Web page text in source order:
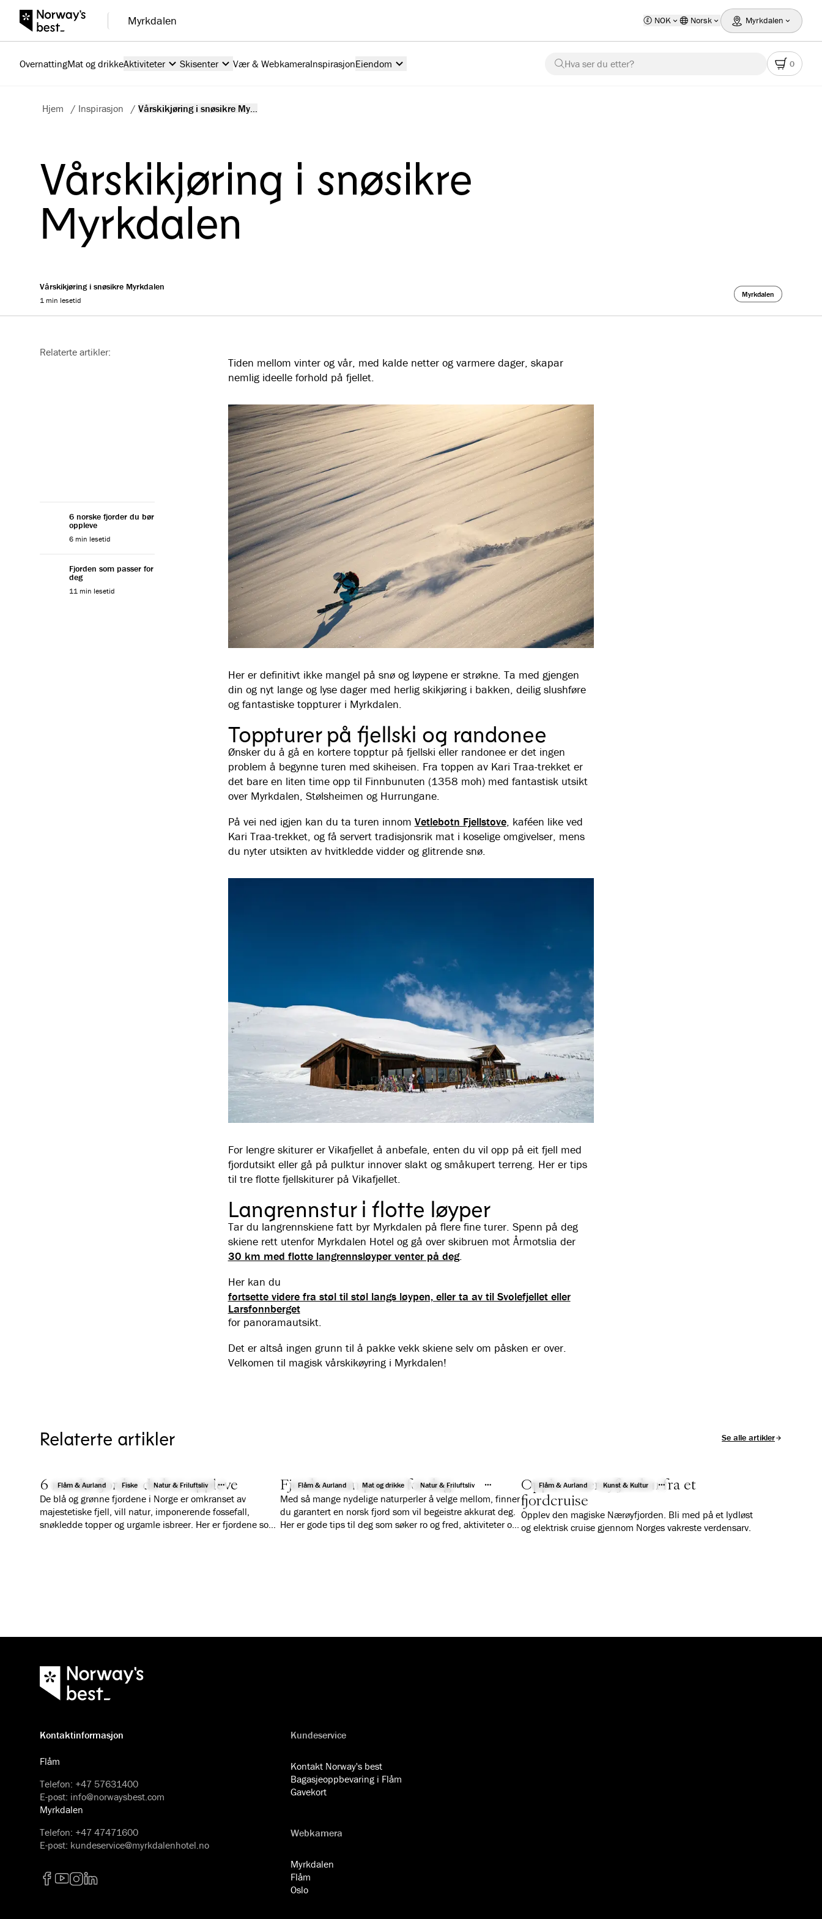
Myrkdalen NOK Norsk Myrkdalen
OvernattingMat og drikkeAktiviteter Skisenter Vær & WebkameraInspirasjonEiendom Hva ser du etter? 0
Hjem / Inspirasjon / Vårskikjøring i snøsikre My...
Vårskikjøring i snøsikre
Myrkdalen
Myrkdalen
Vårskikjøring i snøsikre Myrkdalen
1 min lesetid
Relaterte artikler:
6 norske fjorder du bør
oppleve
6 min lesetid
Fjorden som passer for
deg
11 min lesetid
Når påsken er over tenker mange at dette også er slutten
på skisesongen, men det er jo nå den magiske
vårskikjøringen begynner – og den må oppleves!
Tiden mellom vinter og vår, med kalde netter og varmere dager, skapar
nemlig ideelle forhold på fjellet.
Her er definitivt ikke mangel på snø og løypene er strøkne. Ta med gjengen
din og nyt lange og lyse dager med herlig skikjøring i bakken, deilig slushføre
og fantastiske toppturer i Myrkdalen.
Toppturer på fjellski og randonee
Ønsker du å gå en kortere topptur på fjellski eller randonee er det ingen
problem å begynne turen med skiheisen. Fra toppen av Kari Traa-trekket er
det bare en liten time opp til Finnbunuten (1358 moh) med fantastisk utsikt
over Myrkdalen, Stølsheimen og Hurrungane.
På vei ned igjen kan du ta turen innom Vetlebotn Fjellstove, kaféen like ved
Kari Traa-trekket, og få servert tradisjonsrik mat i koselige omgivelser, mens
du nyter utsikten av hvitkledde vidder og glitrende snø.
For lengre skiturer er Vikafjellet å anbefale, enten du vil opp på eit fjell med
fjordutsikt eller gå på pulktur innover slakt og småkupert terreng. Her er tips
til tre flotte fjellskiturer på Vikafjellet.
Langrennstur i flotte løyper
Tar du langrennskiene fatt byr Myrkdalen på flere fine turer. Spenn på deg
skiene rett utenfor Myrkdalen Hotel og gå over skibruen mot Årmotslia der
30 km med flotte langrennsløyper venter på deg.
Her kan du
fortsette videre fra støl til støl langs løypen, eller ta av til Svolefjellet eller
Larsfonnberget
for panoramautsikt.
Det er altså ingen grunn til å pakke vekk skiene selv om påsken er over.
Velkomen til magisk vårskikøyring i Myrkdalen!
Relaterte artikler Se alle artikler
Flåm & Aurland Fiske Natur & Friluftsliv
6 norske fjorder du bør oppleve
De blå og grønne fjordene i Norge er omkranset av
majestetiske fjell, vill natur, imponerende fossefall,
snøkledde topper og urgamle isbreer. Her er fjordene som
Flåm & Aurland Mat og drikke Natur & Friluftsliv
Fjorden som passer for deg
Med så mange nydelige naturperler å velge mellom, finner
du garantert en norsk fjord som vil begeistre akkurat deg.
Her er gode tips til deg som søker ro og fred, aktiviteter og
Flåm & Aurland Kunst & Kultur
Opplev Nærøyfjorden fra et
fjordcruise
Opplev den magiske Nærøyfjorden. Bli med på et lydløst
og elektrisk cruise gjennom Norges vakreste verdensarv.
Kontaktinformasjon
Flåm
Telefon: +47 57631400
E-post: info@norwaysbest.com
Myrkdalen
Telefon: +47 47471600
E-post: kundeservice@myrkdalenhotel.no
Kundeservice
Kontakt Norway's best
Bagasjeoppbevaring i Flåm
Gavekort
Webkamera
Myrkdalen
Flåm
Oslo